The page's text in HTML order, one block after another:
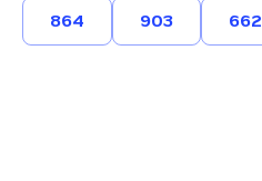
864 903 662